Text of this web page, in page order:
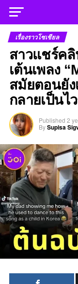
เรื่องราวโซเชียล
สาวแชร์ค
เต้นเพลง
สมัยตอนยัง
กลายเป็นไ
Published 2
BySupisa